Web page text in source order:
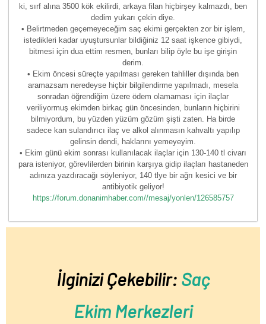
ki, sırf alına 3500 kök ekilirdi, arkaya filan hiçbirşey kalmazdı, ben
dedim yukarı çekin diye.
• Belirtmeden geçemeyeceğim saç ekimi gerçekten zor bir işlem,
istedikleri kadar uyuştursunlar bildiğiniz 12 saat işkence gibiydi,
bitmesi için dua ettim resmen, bunları bilip öyle bu işe girişin
derim.
• Ekim öncesi süreçte yapılması gereken tahliller dışında ben
aramazsam neredeyse hiçbir bilgilendirme yapılmadı, mesela
sonradan öğrendiğim üzere ödem olamaması için ilaçlar
veriliyormuş ekimden birkaç gün öncesinden, bunların hiçbirini
bilmiyordum, bu yüzden yüzüm gözüm şişti zaten. Ha birde
sadece kan sulandırıcı ilaç ve alkol alınmasın kahvaltı yapılıp
gelinsin dendi, haklarını yemeyeyim.
• Ekim günü ekim sonrası kullanılacak ilaçlar için 130-140 tl civarı
para isteniyor, görevlilerden birinin karşıya gidip ilaçları hastaneden
adınıza yazdıracağı söyleniyor, 140 tlye bir ağrı kesici ve bir
antibiyotik geliyor!
https://forum.donanimhaber.com//mesaj/yonlen/126585757
İlginizi Çekebilir: Saç
Ekim Merkezleri